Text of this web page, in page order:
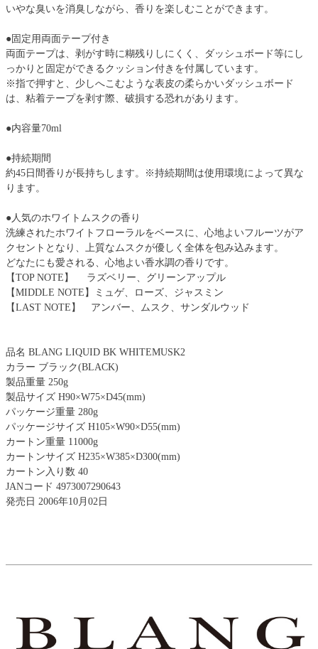
いやな臭いを消臭しながら、香りを楽しむことができます。
●固定用両面テープ付き
両面テープは、剥がす時に糊残りしにくく、ダッシュボード等にし
っかりと固定ができるクッション付きを付属しています。
※指で押すと、少しへこむような表皮の柔らかいダッシュボード
は、粘着テープを剥す際、破損する恐れがあります。
●内容量70ml
●持続期間
約45日間香りが長持ちします。※持続期間は使用環境によって異な
ります。
●人気のホワイトムスクの香り
洗練されたホワイトフローラルをベースに、心地よいフルーツがア
クセントとなり、上質なムスクが優しく全体を包み込みます。
どなたにも愛される、心地よい香水調の香りです。
【TOP NOTE】 ラズベリー、グリーンアップル
【MIDDLE NOTE】ミュゲ、ローズ、ジャスミン
【LAST NOTE】 アンバー、ムスク、サンダルウッド
品名 BLANG LIQUID BK WHITEMUSK2
カラー ブラック(BLACK)
製品重量 250g
製品サイズ H90×W75×D45(mm)
パッケージ重量 280g
パッケージサイズ H105×W90×D55(mm)
カートン重量 11000g
カートンサイズ H235×W385×D300(mm)
カートン入り数 40
JANコード 4973007290643
発売日 2006年10月02日